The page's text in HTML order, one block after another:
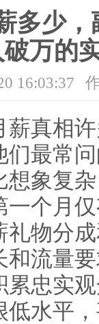
多少
破万的
16:03:37
真相
们最常
想象复
一个月
礼物分
流量
累忠实
低水平